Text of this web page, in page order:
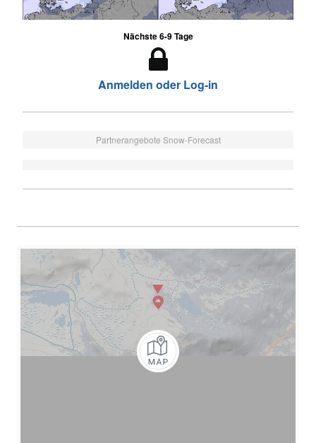
Nächste 6-9 Tage
Anmelden oder Log-in
Partnerangebote Snow-Forecast